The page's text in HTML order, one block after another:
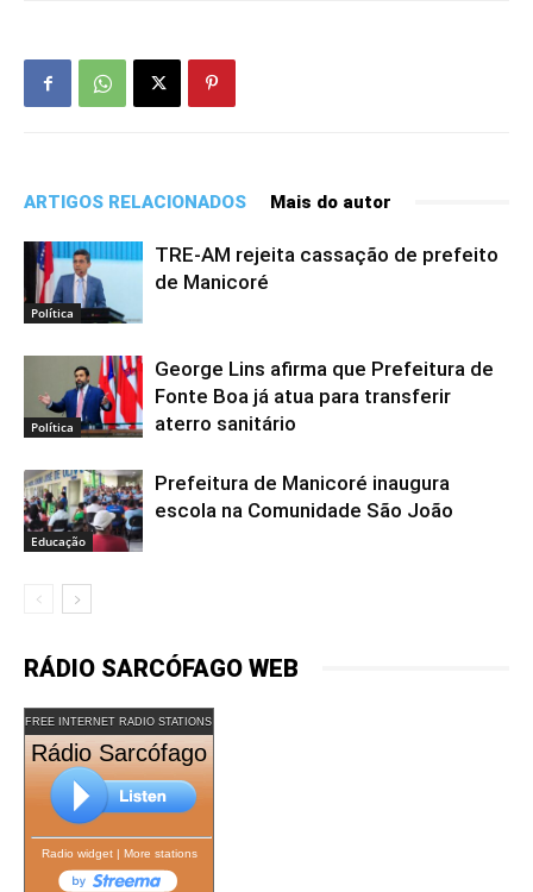
ARTIGOS RELACIONADOS Mais do autor
Política
TRE-AM rejeita cassação de prefeito
de Manicoré
Política
George Lins afirma que Prefeitura de
Fonte Boa já atua para transferir
aterro sanitário
Educação
Prefeitura de Manicoré inaugura
escola na Comunidade São João
RÁDIO SARCÓFAGO WEB
FREE INTERNET RADIO STATIONS
Rádio Sarcófago
Radio widget| More stations